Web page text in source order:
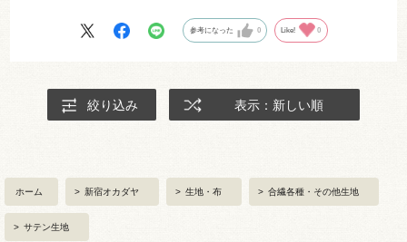
参考になった 0 Like! 0
絞り込み 表示：新しい順
ホーム > 新宿オカダヤ > 生地・布 > 合繊各種・その他生地
> サテン生地